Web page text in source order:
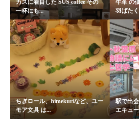
カスに着目した SUS coffee その
一杯にも...
牛革 の
羽ばた
ちぎロール、himekuriなど、ユー
モア文具 は...
駅で出
エキュ